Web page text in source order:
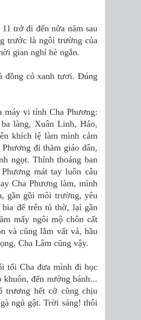
trở đi đến nửa năm sau
trước là ngôi trường của
gian nghỉ hè ngắn.
đồng cỏ xanh tươi. Đúng
máy vi tính Cha Phương:
làng, Xuân Linh, Hảo,
khích lệ làm mình cảm
đi thăm giáo dân,
ngọt. Thỉnh thoảng ban
mát tay luôn câu
Cha Phương làm, mình
gần gũi môi trường, yêu
để trên tủ thờ, lại gần
mấy ngôi mộ chôn cất
và cũng lắm vất vả, hầu
Cha Lâm cũng vậy.
tối Cha đưa mình đi học
đến nướng bánh...
trương hết cỡ cũng chịu
ngủ gật. Trời sáng! thôi